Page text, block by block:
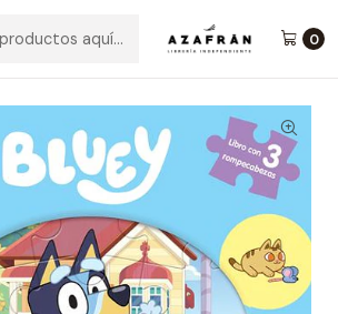
0
Primer Libro De Rompecabezas